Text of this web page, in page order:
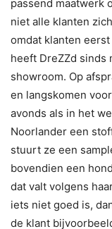
passend maatwerk
niet alle klanten
omdat klanten
heeft DreZZd sinds
showroom. Op
en langskomen
avonds als in het
Noorlander een
stuurt ze een
bovendien een
dat valt volgens
iets niet goed is,
de klant